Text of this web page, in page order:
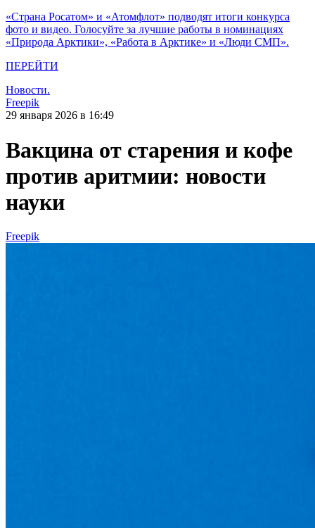
«Страна Росатом» и «Атомфлот» подводят итоги конкурса
фото и видео. Голосуйте за лучшие работы в номинациях
«Природа Арктики», «Работа в Арктике» и «Люди СМП».
ПЕРЕЙТИ
Новости.
Freepik
29 января 2026 в 16:49
Вакцина от старения и кофе
против аритмии: новости
науки
Freepik